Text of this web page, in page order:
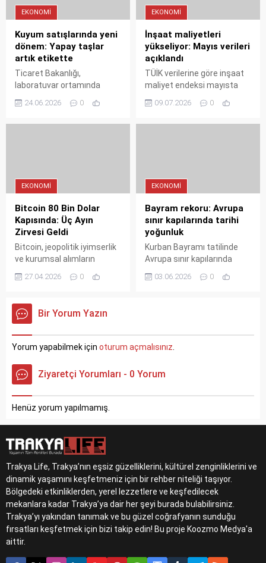
EKONOMI
Kuyum satışlarında yeni
dönem: Yapay taşlar
artık etikette
Ticaret Bakanlığı,
laboratuvar ortamında
satışında yeni bir dönem
Bu düzenleme, tüketici
mağduriyetini önlemeyi ve
sektörde şeffaflığı
artırmayı hedefliyor.
24.06.2026 0
EKONOMI
İnşaat maliyetleri
yükseliyor: Mayıs verileri
açıklandı
TÜİK verilerine göre inşaat
maliyet endeksi mayısta
maliyetlerindeki yüzde 32'lik
durdurabileceği uyarısında
bulunuyor.
09.07.2026 0
EKONOMI
Bitcoin 80 Bin Dolar
Kapısında: Üç Ayın
Zirvesi Geldi
Bitcoin, jeopolitik iyimserlik
ve kurumsal alımların
desteğiyle 80 bin dolar
sınırına dayandı. 31
seviyesini gören kripto para
birimi, MicroStrategy'nin
rüzgarı arkasına aldı.
27.04.2026 0
EKONOMI
Bayram rekoru: Avrupa
sınır kapılarında tarihi
yoğunluk
Kurban Bayramı tatilinde
Avrupa sınır kapılarında
günlük araç ve yolcu girişleri
tüm zamanların rekorunu
zirvelere ulaşıldı. Ticaret
çalışmalarını sürdürüyor.
03.06.2026 0
Bir Yorum Yazın
Yorum yapabilmek için oturum açmalısınız.
Ziyaretçi Yorumları - 0 Yorum
Henüz yorum yapılmamış.
Trakya Life, Trakya’nın eşsiz güzelliklerini, kültürel zenginliklerini ve
dinamik yaşamını keşfetmeniz için bir rehber niteliği taşıyor.
Bölgedeki etkinliklerden, yerel lezzetlere ve keşfedilecek
mekanlara kadar Trakya’ya dair her şeyi burada bulabilirsiniz.
Trakya’yı yakından tanımak ve bu güzel coğrafyanın sunduğu
fırsatları keşfetmek için bizi takip edin! Bu proje Koozmo Medya'a
aittir.